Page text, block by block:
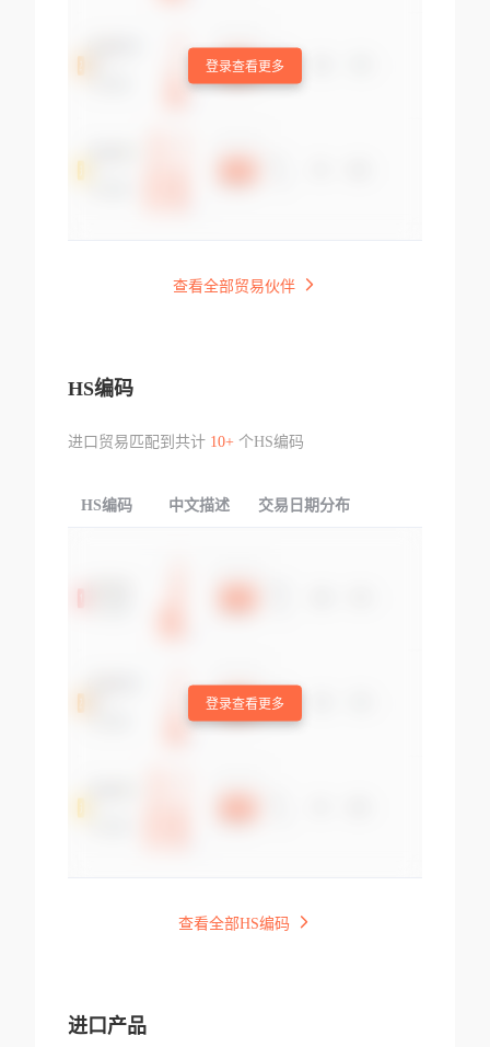
登录查看更多
查看全部贸易伙伴
HS编码
进口贸易匹配到共计 10+个HS编码
HS编码 中文描述 交易日期分布
登录查看更多
查看全部HS编码
进口产品